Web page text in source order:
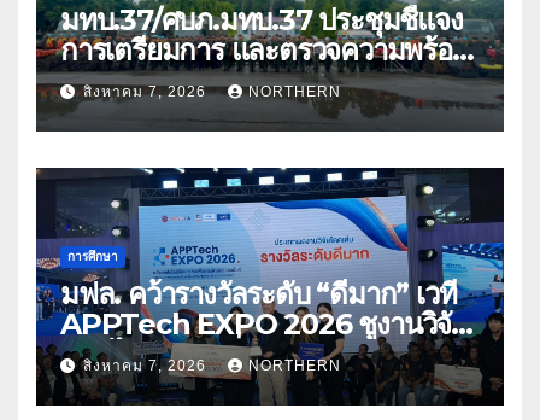
มทบ.37/ศบภ.มทบ.37 ประชุมชี้แจง
การเตรียมการ และตรวจความพร้อม
ด้านการบรรเทาสาธารณภัย
สิงหาคม 7, 2026 NORTHERN
การศึกษา
มฟล. คว้ารางวัลระดับ “ดีมาก” เวที
APPTech EXPO 2026 ชูงานวิจัย
สมุนไพร ขับเคลื่อนนวัตกรรมสู่เชิง
พาณิชย์
สิงหาคม 7, 2026 NORTHERN